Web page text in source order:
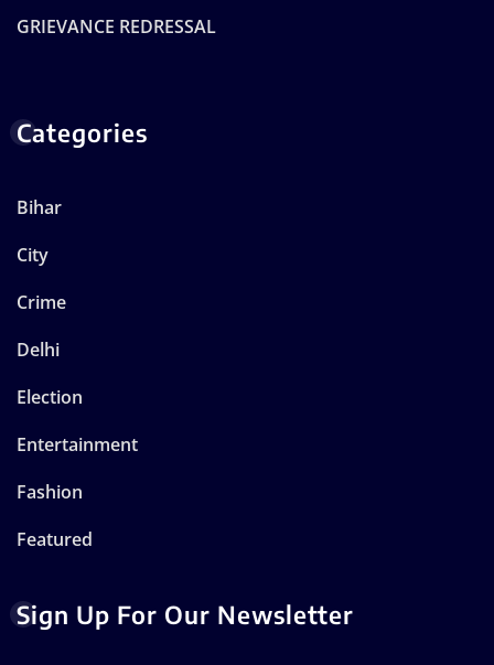
GRIEVANCE REDRESSAL
Categories
Bihar
City
Crime
Delhi
Election
Entertainment
Fashion
Featured
Sign Up For Our Newsletter